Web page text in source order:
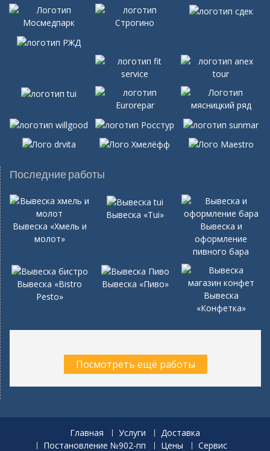
Последние работы
Вывеска «Хмель и
молот»
Вывеска «Tui»
Вывеска и
оформление
пивного бара
Вывеска «Bistro
Pesto»
Вывеска «Пиво»
Вывеска
«Конфетка»
Посмотреть ещё работы
Главная Услуги
Доставка
Постановление №902-пп
Цены Сервис